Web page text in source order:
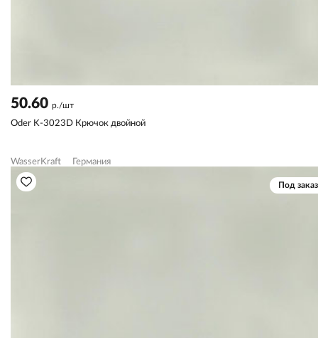
50.60 р./шт
Oder K-3023D Крючок двойной
WasserKraft Германия
Под заказ